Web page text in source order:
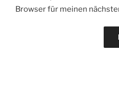
Browser für meinen